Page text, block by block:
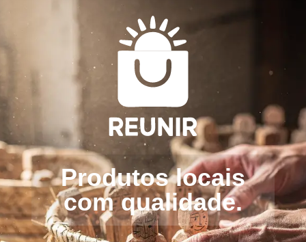
tecnologia
oportunizando
trabalho
decente
para
quem
mais
precisa!
decente
para
quem
mais
precisa!
Produtos locais
comqualidade.